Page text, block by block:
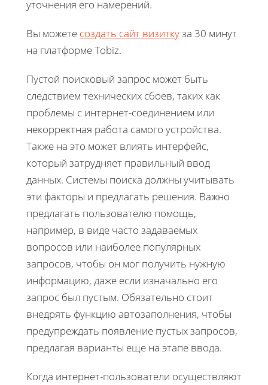
уточнения его намерений.
Вы можете создать сайт визиткуза 30 минут
на платформе Tobiz.
Пустой поисковый запрос может быть
следствием технических сбоев, таких как
проблемы с интернет-соединением или
некорректная работа самого устройства.
Также на это может влиять интерфейс,
который затрудняет правильный ввод
данных. Системы поиска должны учитывать
эти факторы и предлагать решения. Важно
предлагать пользователю помощь,
например, в виде часто задаваемых
вопросов или наиболее популярных
запросов, чтобы он мог получить нужную
информацию, даже если изначально его
запрос был пустым. Обязательно стоит
внедрять функцию автозаполнения, чтобы
предупреждать появление пустых запросов,
предлагая варианты еще на этапе ввода.
Когда интернет-пользователи осуществляют